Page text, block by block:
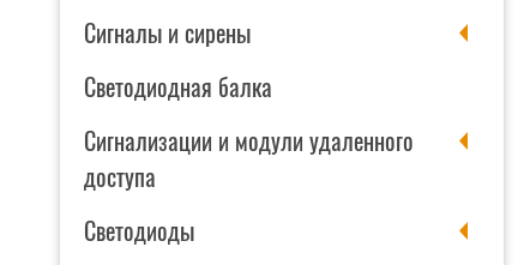
Сигналы и сирены
Светодиодная балка
Сигнализации и модули удаленного
доступа
Светодиоды